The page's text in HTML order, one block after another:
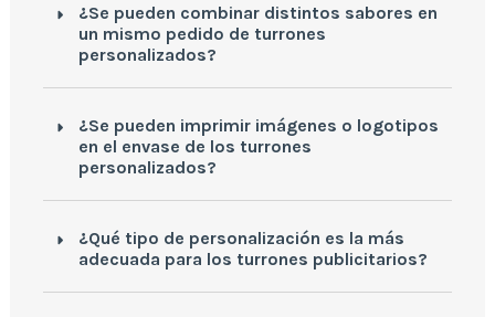
¿Se pueden combinar distintos sabores en
un mismo pedido de turrones
personalizados?
¿Se pueden imprimir imágenes o logotipos
en el envase de los turrones
personalizados?
¿Qué tipo de personalización es la más
adecuada para los turrones publicitarios?